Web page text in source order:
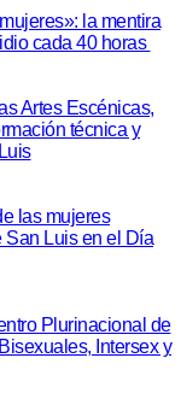
la mentira
cada 40 horas
Artes Escénicas,
técnica y
las mujeres
San Luis en el Día
Plurinacional de
Intersex y